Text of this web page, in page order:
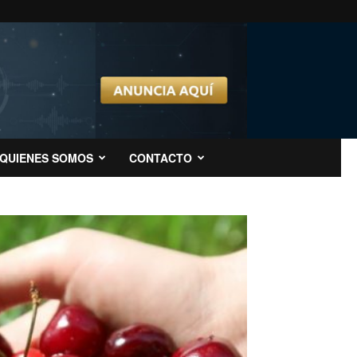
QUIENES SOMOS CONTACTO